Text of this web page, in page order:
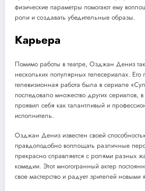
физические параметры помогают ему
роли и создавать убедительные образы.
Карьера
Помимо работы в театре, Озджан Дениз
нескольких популярных телесериалах. Его
телевизионная работа была в сериале
последовало множество других сериалов, в
проявил себя как талантливый и
исполнитель.
Озджан Дениз известен своей
правдоподобно воплощать различные
прекрасно справляется с ролями разных
комедии. Этот многогранный актер
свое мастерство и радует зрителей новыми